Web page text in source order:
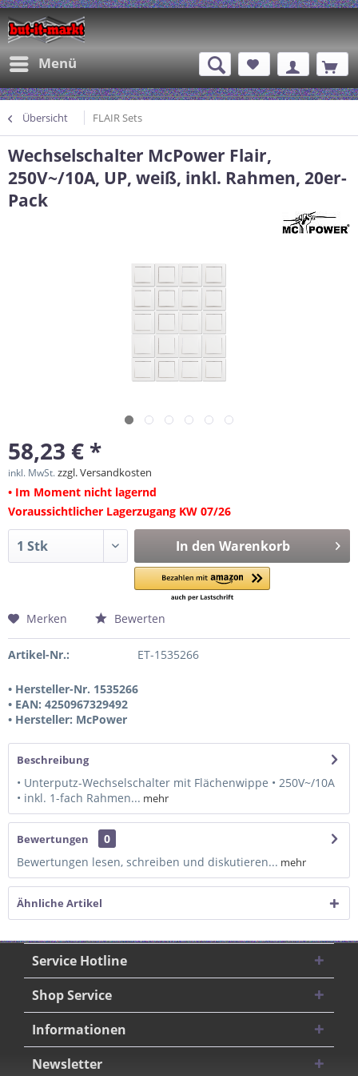
Menü
Übersicht FLAIR Sets
Wechselschalter McPower Flair,
250V~/10A, UP, weiß, inkl. Rahmen, 20er-
Pack
58,23 € *
inkl. MwSt.zzgl. Versandkosten
• Im Moment nicht lagernd
Voraussichtlicher Lagerzugang KW 07/26
In den Warenkorb
Merken Bewerten
Artikel-Nr.: ET-1535266
• Hersteller-Nr. 1535266
• EAN: 4250967329492
• Hersteller: McPower
Beschreibung
• Unterputz-Wechselschalter mit Flächenwippe • 250V~/10A
• inkl. 1-fach Rahmen... mehr
Bewertungen
0
Bewertungen lesen, schreiben und diskutieren... mehr
Ähnliche Artikel
Service Hotline
Shop Service
Informationen
Newsletter